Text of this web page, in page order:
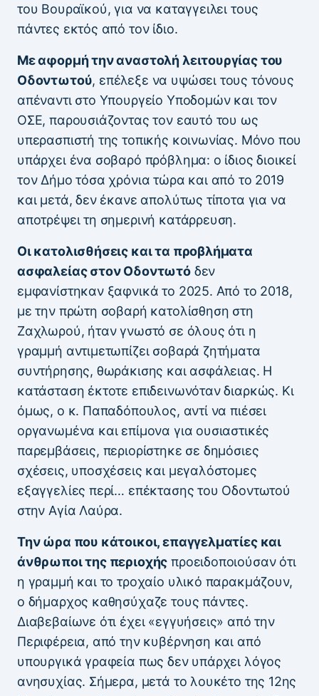
του Βουραϊκού, για να καταγγειλει τους
πάντες εκτός από τον ίδιο.
Με αφορμή την αναστολή λειτουργίας του
Οδοντωτού, επέλεξε να υψώσει τους τόνους
απέναντι στο Υπουργείο Υποδομών και τον
ΟΣΕ, παρουσιάζοντας τον εαυτό του ως
υπερασπιστή της τοπικής κοινωνίας. Μόνο που
υπάρχει ένα σοβαρό πρόβλημα: ο ίδιος διοικεί
τον Δήμο τόσα χρόνια τώρα και από το 2019
και μετά, δεν έκανε απολύτως τίποτα για να
αποτρέψει τη σημερινή κατάρρευση.
Οι κατολισθήσεις και τα προβλήματα
ασφαλείας στον Οδοντωτόδεν
εμφανίστηκαν ξαφνικά το 2025. Από το 2018,
με την πρώτη σοβαρή κατολίσθηση στη
Ζαχλωρού, ήταν γνωστό σε όλους ότι η
γραμμή αντιμετωπίζει σοβαρά ζητήματα
συντήρησης, θωράκισης και ασφάλειας. Η
κατάσταση έκτοτε επιδεινωνόταν διαρκώς. Κι
όμως, ο κ. Παπαδόπουλος, αντί να πιέσει
οργανωμένα και επίμονα για ουσιαστικές
παρεμβάσεις, περιορίστηκε σε δημόσιες
σχέσεις, υποσχέσεις και μεγαλόστομες
εξαγγελίες περί… επέκτασης του Οδοντωτού
στην Αγία Λαύρα.
Την ώρα που κάτοικοι, επαγγελματίες και
άνθρωποι της περιοχής προειδοποιούσαν ότι
η γραμμή και το τροχαίο υλικό παρακμάζουν,
ο δήμαρχος καθησύχαζε τους πάντες.
Διαβεβαίωνε ότι έχει «εγγυήσεις» από την
Περιφέρεια, από την κυβέρνηση και από
υπουργικά γραφεία πως δεν υπάρχει λόγος
ανησυχίας. Σήμερα, μετά το λουκέτο της 12ης